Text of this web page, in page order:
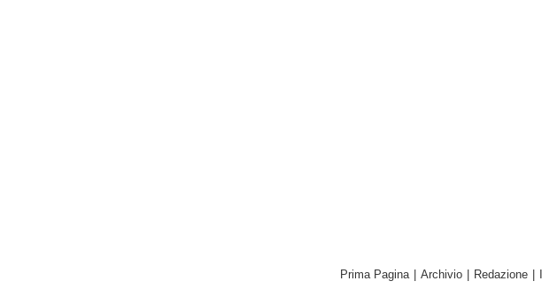
Prima Pagina Archivio Redazione